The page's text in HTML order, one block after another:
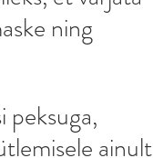
ning
peksuga,
ainult